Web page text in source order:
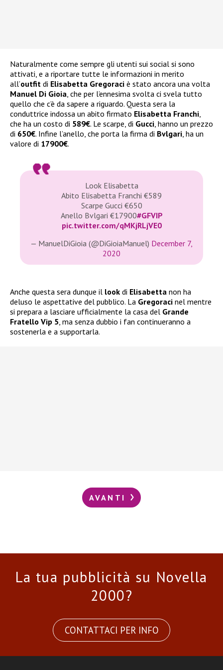
Naturalmente come sempre gli utenti sui social si sono
attivati, e a riportare tutte le informazioni in merito
all’outfit di Elisabetta Gregoraci è stato ancora una volta
Manuel Di Gioia, che per l’ennesima svolta ci svela tutto
quello che c’è da sapere a riguardo. Questa sera la
conduttrice indossa un abito firmato Elisabetta Franchi,
che ha un costo di 589€. Le scarpe, di Gucci, hanno un prezzo
di 650€. Infine l’anello, che porta la firma di Bvlgari, ha un
valore di 17900€.
Look Elisabetta
Abito Elisabetta Franchi €589
Scarpe Gucci €650
Anello Bvlgari €17900#GFVIP
pic.twitter.com/qMKjRLjVE0
— ManuelDiGioia (@DiGioiaManuel) December 7,
2020
Anche questa sera dunque il look di Elisabetta non ha
deluso le aspettative del pubblico. La Gregoraci nel mentre
si prepara a lasciare ufficialmente la casa del Grande
Fratello Vip 5, ma senza dubbio i fan continueranno a
sostenerla e a supportarla.
AVANTI
La tua pubblicità su Novella
2000?
CONTATTACI PER INFO